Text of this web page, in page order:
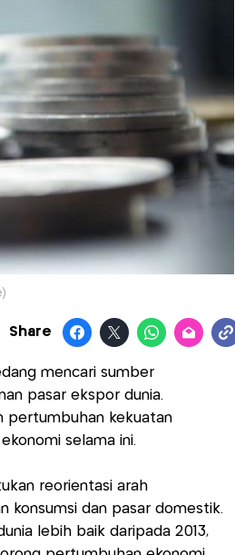
Share
mencari sumber
pasar ekspor dunia.
pertumbuhan kekuatan
selama ini.
reorientasi arah
konsumsi dan pasar domestik.
lebih baik daripada 2013,